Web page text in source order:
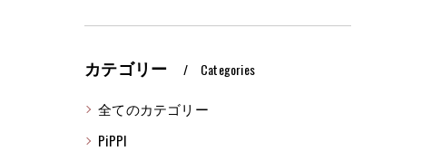
カテゴリー Categories
全てのカテゴリー
PiPPI